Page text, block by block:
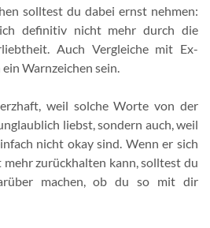
solltest du dabei ernst nehmen:
definitiv nicht mehr durch die
Auch Vergleiche mit Ex-
Warnzeichen sein.
weil solche Worte von der
liebst, sondern auch, weil
nicht okay sind. Wenn er sich
zurückhalten kann, solltest du
machen, ob du so mit dir